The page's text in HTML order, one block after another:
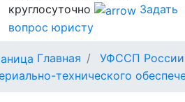
круглосуточно
Задать
вопрос юристу
Главная
УФССП России
технического